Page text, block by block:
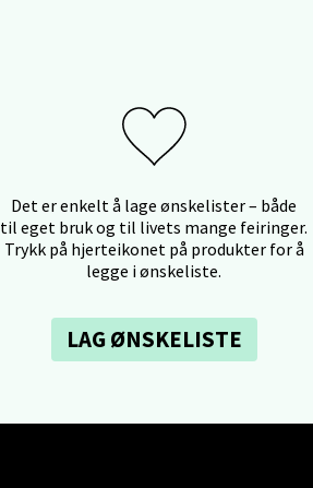
Det er enkelt å lage ønskelister – både
til eget bruk og til livets mange feiringer.
Trykk på hjerteikonet på produkter for å
legge i ønskeliste.
LAG ØNSKELISTE